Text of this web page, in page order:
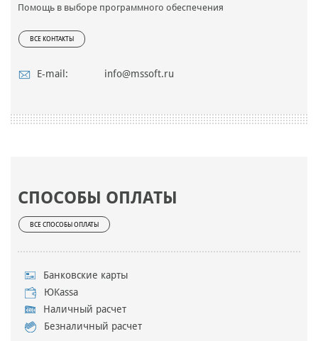
Помощь в выборе программного обеспечения
ВСЕ КОНТАКТЫ
E-mail: info@mssoft.ru
СПОСОБЫ ОПЛАТЫ
ВСЕ СПОСОБЫ ОПЛАТЫ
Банковские карты
ЮKassa
Наличный расчет
Безналичный расчет